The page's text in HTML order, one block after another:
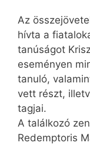
Az
hívta a
tanúságot
eseményen
tanuló,
vett részt,
tagjai.
A találkozó
Redemptoris